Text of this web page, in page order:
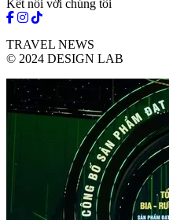
Kết nối với chúng tôi
TRAVEL NEWS
© 2024 DESIGN LAB